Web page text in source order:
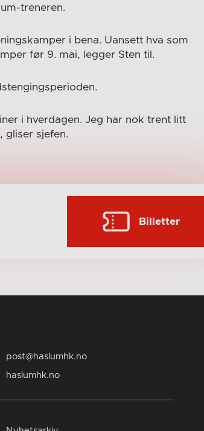
treneren.
i bena. Uansett hva som
før 9. mai, legger Sten til.
i hverdagen. Jeg har nok trent litt
gliser sjefen.
Billetter
post@haslumhk.no
haslumhk.no